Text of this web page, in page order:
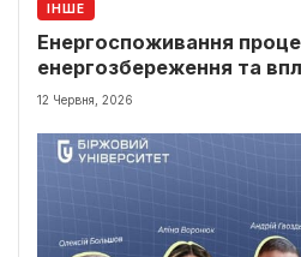
ІНШЕ
Енергоспоживання
енергозбереження та
світло
12 Червня, 2026